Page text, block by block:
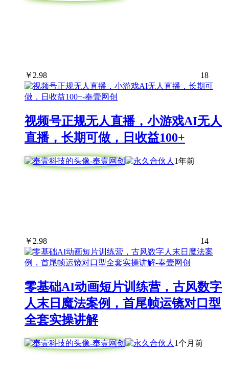
￥ 2.98 18
视频号正规无人直播，小游戏AI无人
直播，长期可做，日收益100+
1年前
￥ 2.98 14
零基础AI动画短片训练营，古风数字
人末日魔法案例，首尾帧运镜对口型
全套实操讲解
1个月前